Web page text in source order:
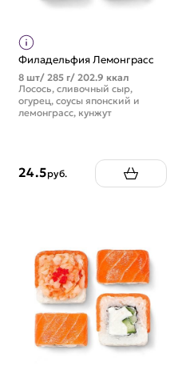
Филадельфия Лемонграсс
8 шт/ 285 г/ 202.9 ккал
Лосось, сливочный сыр,
огурец, соусы японский и
лемонграсс, кунжут
24.5руб.